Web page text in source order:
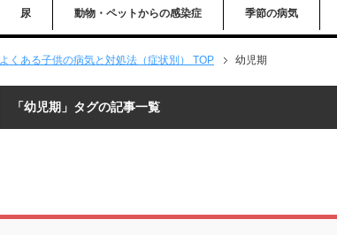
尿 動物・ペットからの感染症 季節の病気
よくある子供の病気と対処法（症状別） TOP 幼児期
「幼児期」タグの記事一覧